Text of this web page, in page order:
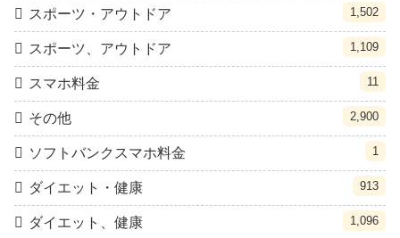
スポーツ・アウトドア 1,502
スポーツ、アウトドア 1,109
スマホ料金 11
その他 2,900
ソフトバンクスマホ料金 1
ダイエット・健康 913
ダイエット、健康 1,096